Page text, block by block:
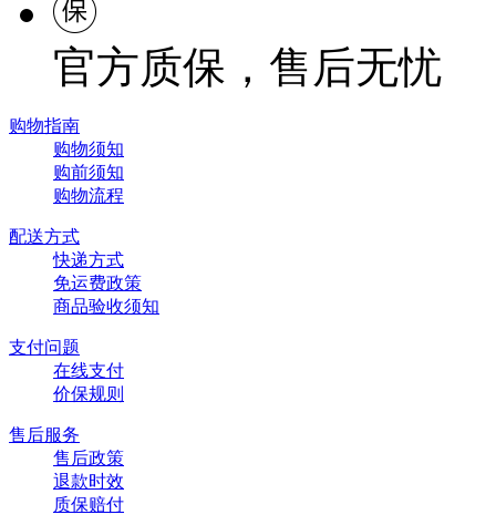
官方质保，售后无忧
购物指南
购物须知
购前须知
购物流程
配送方式
快递方式
免运费政策
商品验收须知
支付问题
在线支付
价保规则
售后服务
售后政策
退款时效
质保赔付